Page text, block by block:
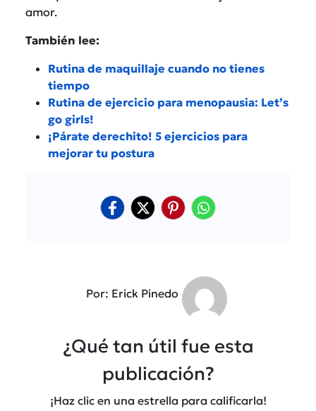
amor.
También lee:
Rutina de maquillaje cuando no tienes
tiempo
Rutina de ejercicio para menopausia: Let’s
go girls!
¡Párate derechito! 5 ejercicios para
mejorar tu postura
Por: Erick Pinedo
¿Qué tan útil fue esta
publicación?
¡Haz clic en una estrella para calificarla!